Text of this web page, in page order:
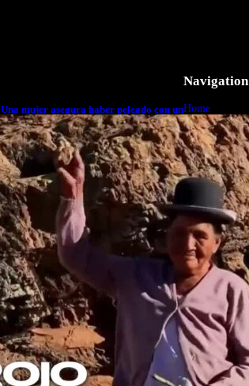
Una mujer asegura haber peleado con un
extraterrestre cuerpo a cuerpo
Navigation
Home
Business
Lifestyle
Magazine
Photography
Travel
Technology